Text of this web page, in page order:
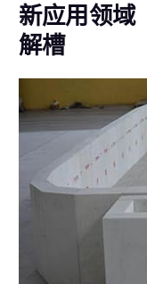
新应用领
解槽